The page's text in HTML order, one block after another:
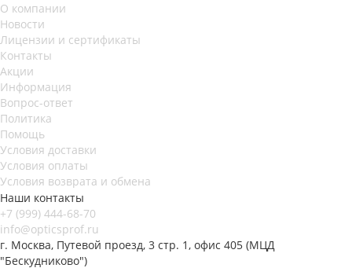
О компании
Новости
Лицензии и сертификаты
Контакты
Акции
Информация
Вопрос-ответ
Политика
Помощь
Условия доставки
Условия оплаты
Условия возврата и обмена
Наши контакты
+7 (999) 444-68-70
info@opticsprof.ru
г. Москва, Путевой проезд, 3 стр. 1, офис 405 (МЦД
"Бескудниково")